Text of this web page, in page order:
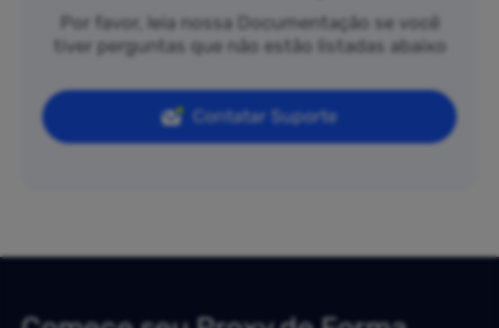
Por favor, leia nossa Documentação se você
tiver perguntas que não estão listadas abaixo
Contatar Suporte